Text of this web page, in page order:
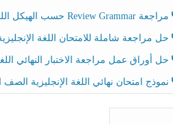
مراجعة Review Grammar حسب الهيكل اللغة الإنجليزية الصف الخامس الفصل الثالث
حل مراجعة شاملة للامتحان اللغة الإنجليزية الصف الخامس
حل أوراق عمل مراجعة الاختبار النهائي اللغة الإنجليزية الصف الرابع
نموذج امتحان نهائي اللغة الإنجليزية الصف الرابع الفصل